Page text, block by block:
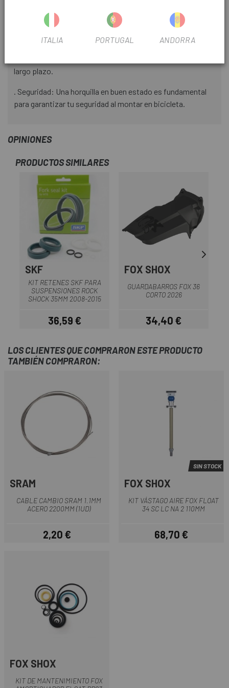
eficiente de tu horquilla, lo que se traduce en una mejor
experiencia de manejo.
largo plazo.
. Seguridad: Una horquilla en buen estado es fundamental
para garantizar tu seguridad al montar en bicicleta.
OPINIONES
PRODUCTOS SIMILARES
SKF
KIT RETENES SKF PARA
SUSPENSIONES ROCK
SHOCK 35MM 2008-2015
Precio
36,59 €
FOX SHOX
GUARDABARROS FOX 36
CORTO 2026
Precio
34,40 €
LOS CLIENTES QUE COMPRARON ESTE PRODUCTO
TAMBIÉN COMPRARON:
SRAM
CABLE CAMBIO SRAM 1.1MM
ACERO 2200MM (1UD)
Precio
2,20 €
SIN STOCK
FOX SHOX
KIT VÁSTAGO AIRE FOX FLOAT
34 SC LC NA 2 110MM
Precio
68,70 €
FOX SHOX
KIT DE MANTENIMIENTO FOX
ITALIA PORTUGAL ANDORRA